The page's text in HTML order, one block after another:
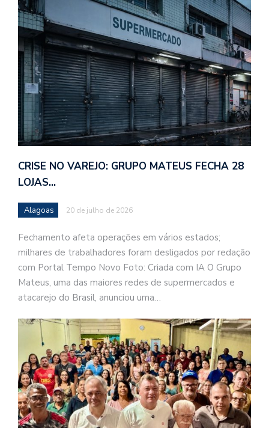
CRISE NO VAREJO: GRUPO MATEUS FECHA 28
LOJAS…
Alagoas 20 de julho de 2026
Fechamento afeta operações em vários estados;
milhares de trabalhadores foram desligados por redação
com Portal Tempo Novo Foto: Criada com IA O Grupo
Mateus, uma das maiores redes de supermercados e
atacarejo do Brasil, anunciou uma…